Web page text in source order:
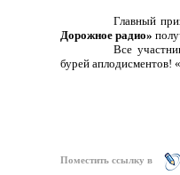
Главный
Дорожное радио»
Все
бурей аплодисментов!
Поместить ссылку в